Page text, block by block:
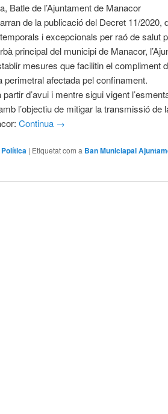
Batle de l’Ajuntament de Manacor
de la publicació del Decret 11/2020,
i excepcionals per raó de salut
principal del municipi de Manacor,
mesures que facilitin el compliment
perimetral afectada pel confinament.
partir d’avui i mentre sigui vigent
l’objectiu de mitigar la transmissió de
Continua →
Política | Etiquetat com a Ban Municiapal